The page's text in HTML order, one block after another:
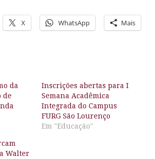
X WhatsApp Mais
da
de
Inscrições abertas para I
Semana Acadêmica
Integrada do Campus
FURG São Lourenço
Em "Educação"
Walter